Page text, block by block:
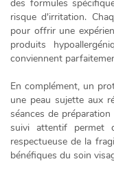
des formules
risque d'irritation.
pour offrir une
produits
conviennent
En complément, un
une peau sujette aux
séances de
suivi attentif permet
respectueuse de la
bénéfiques du soin